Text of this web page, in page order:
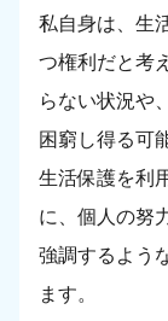
私自身は、生
つ権利だと考
らない状況や
困窮し得る可
生活保護を利
に、個人の努
強調するよう
ます。